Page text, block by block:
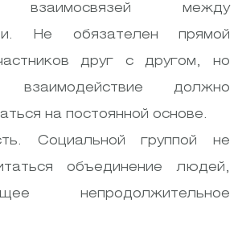
взаимосвязей между
Не обязателен прямой
друг с другом, но
взаимодействие должно
на постоянной основе.
Социальной группой не
объединение людей,
непродолжительное